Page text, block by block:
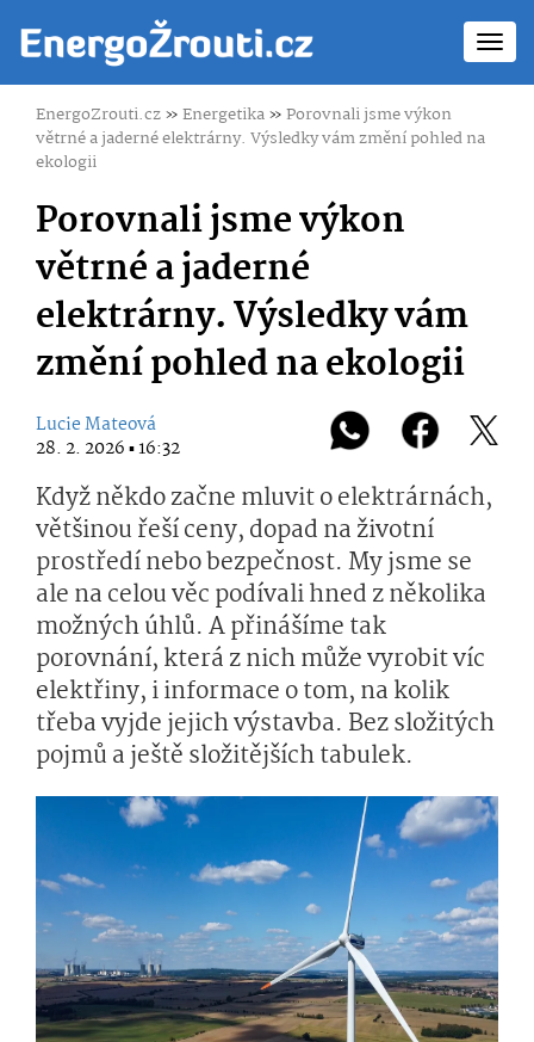
EnergoZrouti.cz»Energetika»Porovnali jsme výkon
větrné a jaderné elektrárny. Výsledky vám změní pohled na
ekologii
Porovnali jsme výkon
větrné a jaderné
elektrárny. Výsledky vám
změní pohled na ekologii
Lucie Mateová
28. 2. 2026 ▪ 16:32
Když někdo začne mluvit o elektrárnách,
většinou řeší ceny, dopad na životní
prostředí nebo bezpečnost. My jsme se
ale na celou věc podívali hned z několika
možných úhlů. A přinášíme tak
porovnání, která z nich může vyrobit víc
elektřiny, i informace o tom, na kolik
třeba vyjde jejich výstavba. Bez složitých
pojmů a ještě složitějších tabulek.